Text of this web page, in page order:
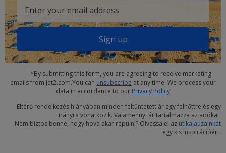
Sign up
*By submitting this form, you are agreeing to receive marketing
emails from Jet2.com.You can unsubscribe at any time. We process your
data in accordance to our Privacy Policy
Eltérő rendelkezés hiányában minden feltüntetett ár egy felnőttre és egy
irányra vonatkozik. Valamennyi ár tartalmazza az adókat.
Nem biztos benne, hogy hova akar repülni? Olvassa el az útikalauzainkat
egy kis inspirációért.